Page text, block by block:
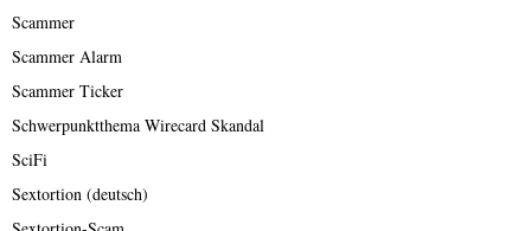
Scammer
Scammer Alarm
Scammer Ticker
Schwerpunktthema Wirecard Skandal
SciFi
Sextortion (deutsch)